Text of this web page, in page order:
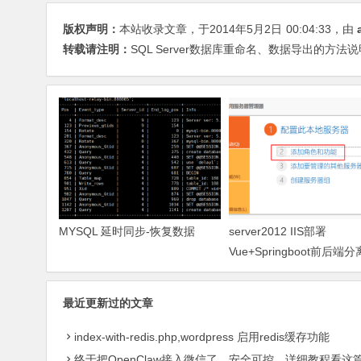
版权声明： 本站收录文章，于2014年5月2日 00:04:33 ，由
转载请注明： SQL Server数据库重命名、数据导出的方法
MYSQL 延时同步-恢复数据
server2012 IIS部署
Vue+Springboot前后端分
最近更新过的文章
index-with-redis.php,wordpress 启用redis缓存功能